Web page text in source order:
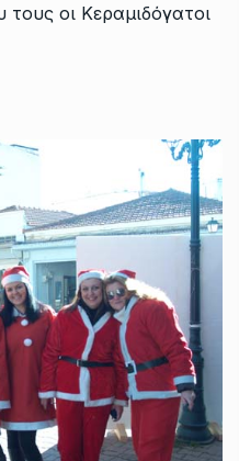
οι Κεραμιδόγατοι